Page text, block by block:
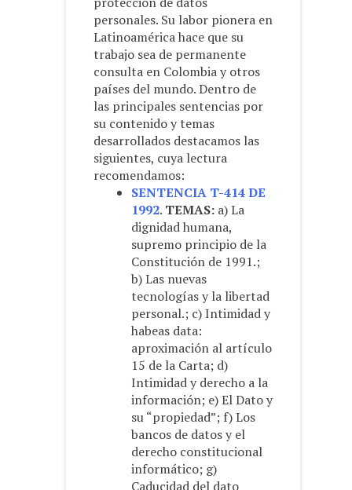
personales. Su labor pionera en
Latinoamérica hace que su
trabajo sea de permanente
consulta en Colombia y otros
países del mundo. Dentro de
las principales sentencias por
su contenido y temas
desarrollados destacamos las
siguientes, cuya lectura
recomendamos:
SENTENCIA T-414 DE
1992. TEMAS:a) La
dignidad humana,
supremo principio de la
Constitución de 1991.;
b) Las nuevas
tecnologías y la libertad
personal.; c) Intimidad y
habeas data:
aproximación al artículo
15 de la Carta; d)
Intimidad y derecho a la
información; e) El Dato y
su “propiedad”; f) Los
bancos de datos y el
derecho constitucional
informático; g)
Caducidad del dato